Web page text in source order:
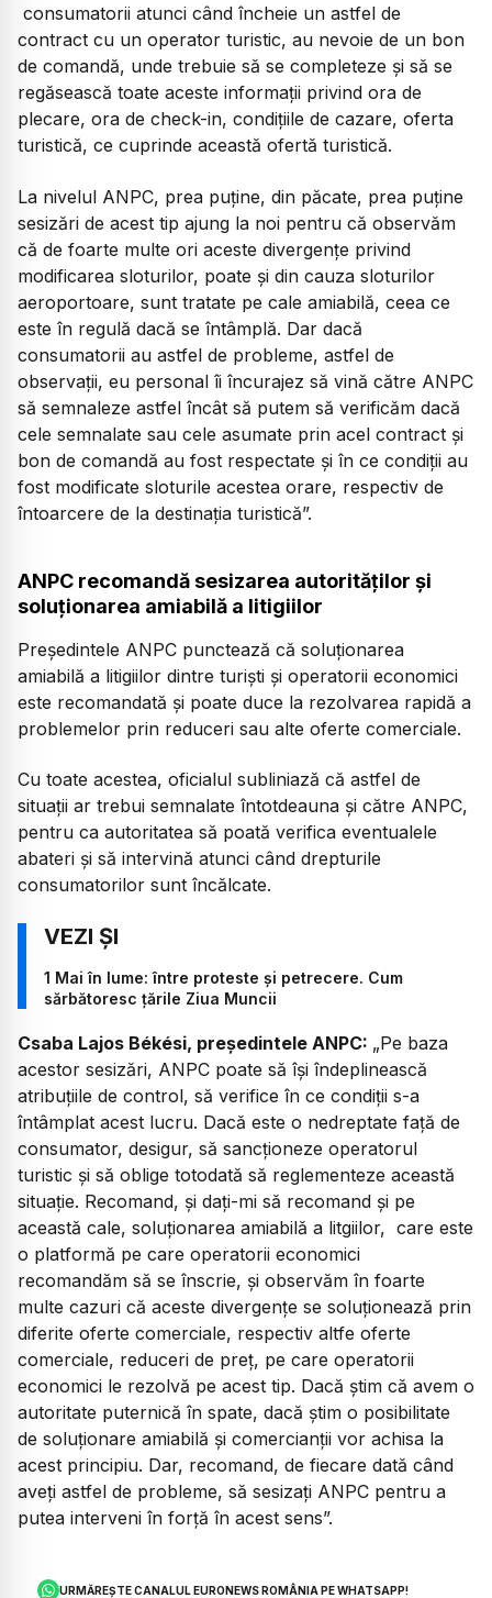
consumatorii atunci când încheie un astfel de
contract cu un operator turistic, au nevoie de un bon
de comandă, unde trebuie să se completeze și să se
regăsească toate aceste informații privind ora de
plecare, ora de check-in, condițiile de cazare, oferta
turistică, ce cuprinde această ofertă turistică.
La nivelul ANPC, prea puține, din păcate, prea puține
sesizări de acest tip ajung la noi pentru că observăm
că de foarte multe ori aceste divergențe privind
modificarea sloturilor, poate și din cauza sloturilor
aeroportoare, sunt tratate pe cale amiabilă, ceea ce
este în regulă dacă se întâmplă. Dar dacă
consumatorii au astfel de probleme, astfel de
observații, eu personal îi încurajez să vină către ANPC
să semnaleze astfel încât să putem să verificăm dacă
cele semnalate sau cele asumate prin acel contract și
bon de comandă au fost respectate și în ce condiții au
fost modificate sloturile acestea orare, respectiv de
întoarcere de la destinația turistică”.
ANPC recomandă sesizarea autorităților și
soluționarea amiabilă a litigiilor
Președintele ANPC punctează că soluționarea
amiabilă a litigiilor dintre turiști și operatorii economici
este recomandată și poate duce la rezolvarea rapidă a
problemelor prin reduceri sau alte oferte comerciale.
Cu toate acestea, oficialul subliniază că astfel de
situații ar trebui semnalate întotdeauna și către ANPC,
pentru ca autoritatea să poată verifica eventualele
abateri și să intervină atunci când drepturile
consumatorilor sunt încălcate.
1 Mai în lume: între proteste și petrecere. Cum
sărbătoresc țările Ziua Muncii
Csaba Lajos Békési, președintele ANPC: „Pe baza
acestor sesizări, ANPC poate să își îndeplinească
atribuțiile de control, să verifice în ce condiții s-a
întâmplat acest lucru. Dacă este o nedreptate față de
consumator, desigur, să sancționeze operatorul
turistic și să oblige totodată să reglementeze această
situație. Recomand, și dați-mi să recomand și pe
această cale, soluționarea amiabilă a litgiilor, care este
o platformă pe care operatorii economici
recomandăm să se înscrie, și observăm în foarte
multe cazuri că aceste divergențe se soluționează prin
diferite oferte comerciale, respectiv altfe oferte
comerciale, reduceri de preț, pe care operatorii
economici le rezolvă pe acest tip. Dacă știm că avem o
autoritate puternică în spate, dacă știm o posibilitate
de soluționare amiabilă și comercianții vor achisa la
acest principiu. Dar, recomand, de fiecare dată când
aveți astfel de probleme, să sesizați ANPC pentru a
putea interveni în forță în acest sens”.
URMĂREȘTE CANALUL EURONEWS ROMÂNIA PE WHATSAPP!